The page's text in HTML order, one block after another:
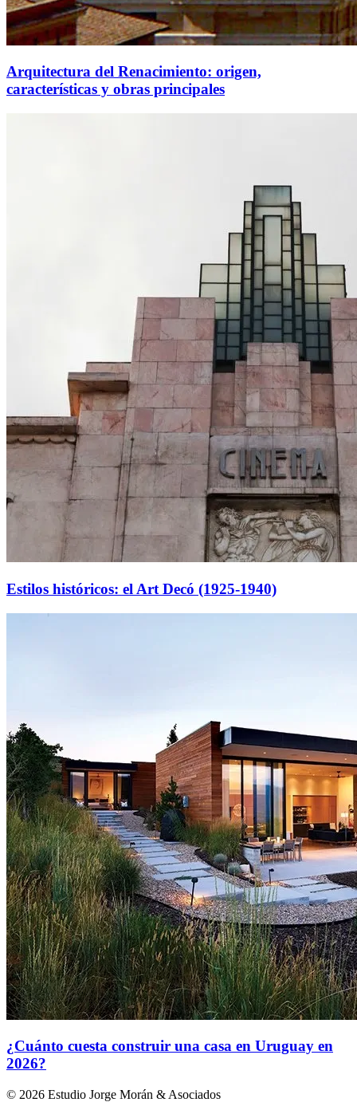
Arquitectura del Renacimiento: origen,
características y obras principales
Estilos históricos: el Art Decó (1925-1940)
¿Cuánto cuesta construir una casa en Uruguay en
2026?
© 2026 Estudio Jorge Morán & Asociados